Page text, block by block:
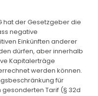
hat der Gesetzgeber die
negative
Einkünften anderer
dürfen, aber innerhalb
Kapitalerträge
werden können.
für
Tarif (§ 32d